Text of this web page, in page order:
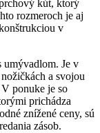
kút, ktorý
rozmeroch je aj
v
Je v
a svojou
ponuke je so
prichádza
znížené ceny, sú
zásob.